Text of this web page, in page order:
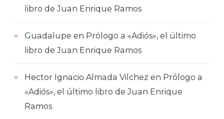
libro de Juan Enrique Ramos
Guadalupe en Prólogo a «Adiós», el último
libro de Juan Enrique Ramos
Hector Ignacio Almada Vilchez en Prólogo a
«Adiós», el último libro de Juan Enrique
Ramos